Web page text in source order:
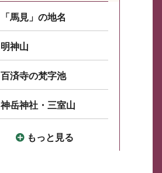
「馬見」の地名
明神山
百済寺の梵字池
神岳神社・三室山
もっと見る